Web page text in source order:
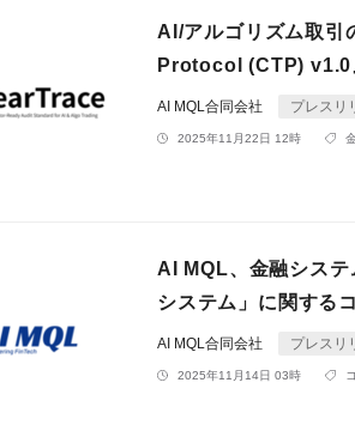
AI/アルゴリズム取引
Protocol (CTP) v1.0
AI MQL合同会社 プレスリ
2025年11月22日 12時
AI MQL、金融シス
システム」に関する
AI MQL合同会社 プレスリ
2025年11月14日 03時